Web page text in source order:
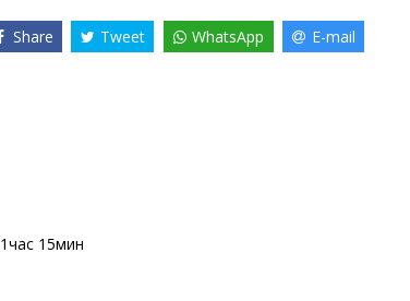
Share Tweet WhatsApp E-mail
1час 15мин